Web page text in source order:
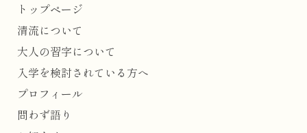
トップページ
清流について
大人の習字について
入学を検討されている方へ
プロフィール
問わず語り